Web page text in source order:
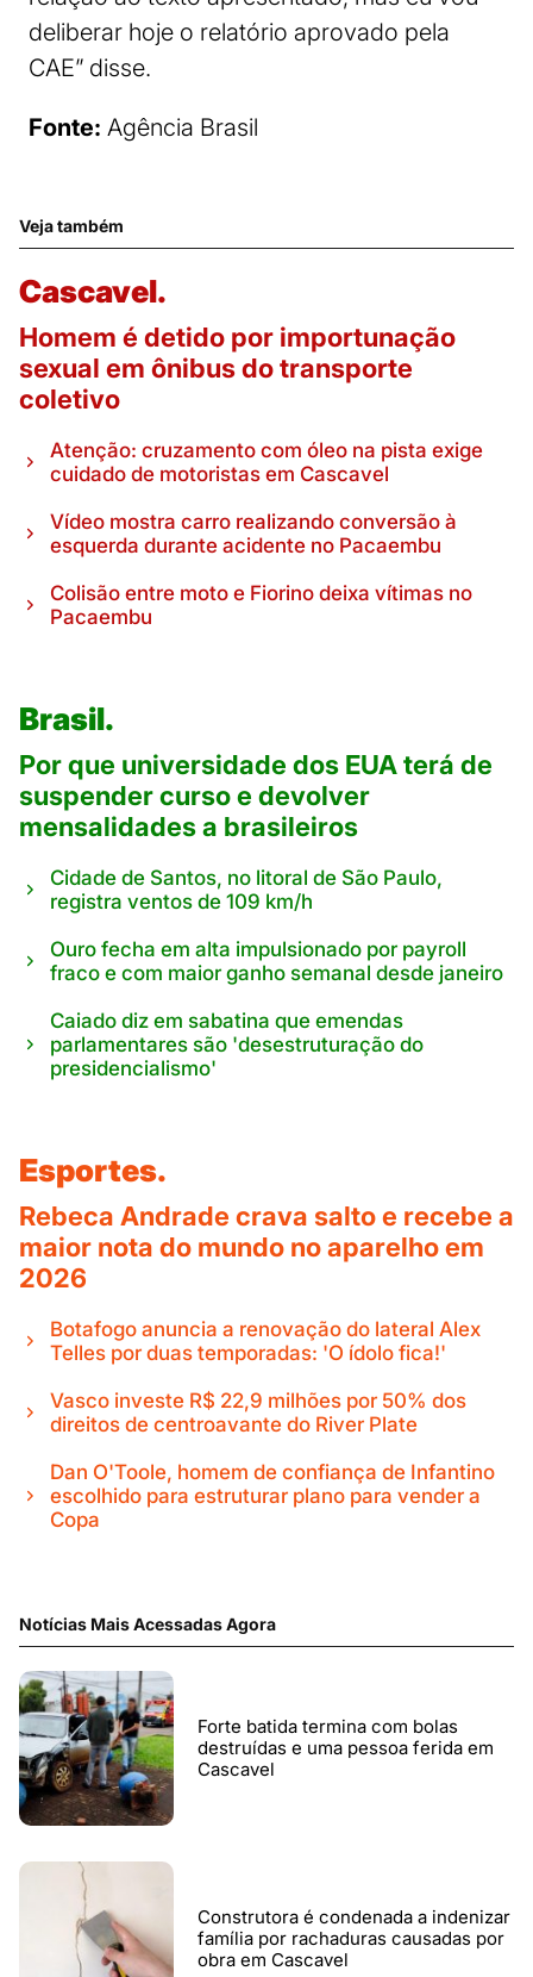
deliberar hoje o relatório aprovado pela
CAE” disse.
Fonte: Agência Brasil
Veja também
Cascavel.
Homem é detido por importunação
sexual em ônibus do transporte
coletivo
Atenção: cruzamento com óleo na pista exige
cuidado de motoristas em Cascavel
Vídeo mostra carro realizando conversão à
esquerda durante acidente no Pacaembu
Colisão entre moto e Fiorino deixa vítimas no
Pacaembu
Brasil.
Por que universidade dos EUA terá de
suspender curso e devolver
mensalidades a brasileiros
Cidade de Santos, no litoral de São Paulo,
registra ventos de 109 km/h
Ouro fecha em alta impulsionado por payroll
fraco e com maior ganho semanal desde janeiro
Caiado diz em sabatina que emendas
parlamentares são 'desestruturação do
presidencialismo'
Esportes.
Rebeca Andrade crava salto e recebe a
maior nota do mundo no aparelho em
2026
Botafogo anuncia a renovação do lateral Alex
Telles por duas temporadas: 'O ídolo fica!'
Vasco investe R$ 22,9 milhões por 50% dos
direitos de centroavante do River Plate
Dan O'Toole, homem de confiança de Infantino
escolhido para estruturar plano para vender a
Copa
Notícias Mais Acessadas Agora
Forte batida termina com bolas
destruídas e uma pessoa ferida em
Cascavel
Construtora é condenada a indenizar
família por rachaduras causadas por
obra em Cascavel